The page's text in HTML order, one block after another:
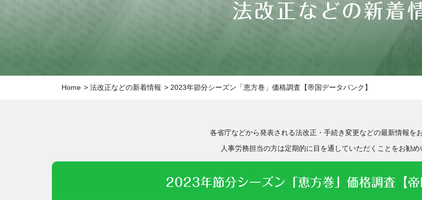
法改正などの新着
Home 法改正などの新着情報 2023年節分シーズン「恵方巻」価格調査【帝国データバンク】
各省庁などから発表される法改正・手続き変更などの最新情報を
人事労務担当の方は定期的に目を通していただくことをお勧め
2023年節分シーズン「恵方巻」価格調査【帝